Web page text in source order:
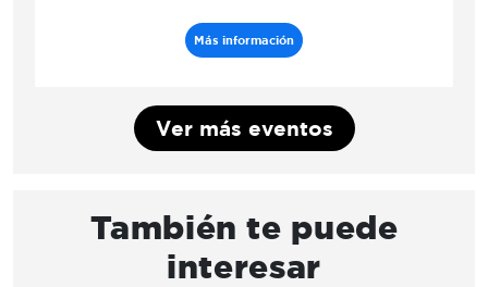
Más información
Ver más eventos
También te puede
interesar